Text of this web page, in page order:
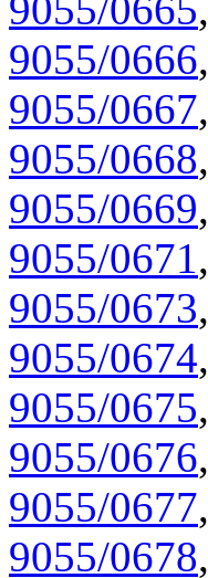
9055/0666,
9055/0667,
9055/0668,
9055/0669,
9055/0671,
9055/0673,
9055/0674,
9055/0675,
9055/0676,
9055/0677,
9055/0678,